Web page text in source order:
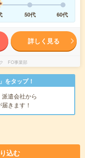
50代 60代
詳しく見る
FO事業部
をタップ！
派遣会社から
届きます！
込む